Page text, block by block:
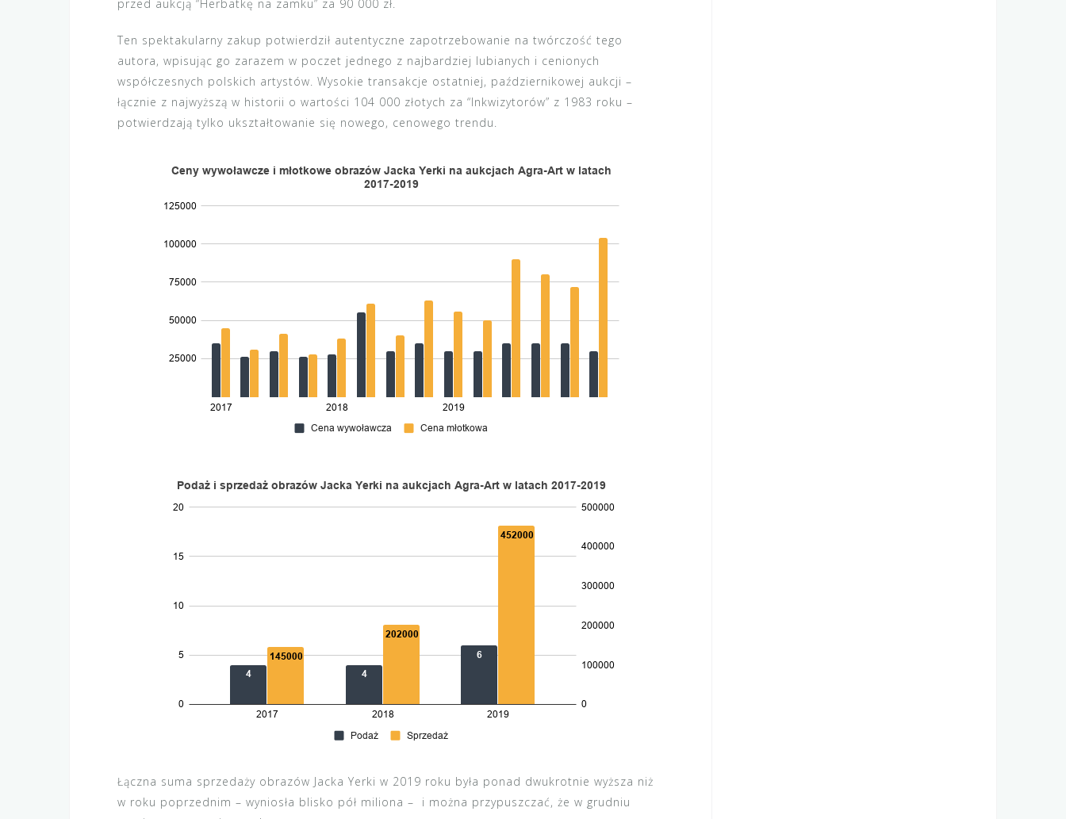
przed aukcją “Herbatkę na zamku” za 90 000 zł.
Ten spektakularny zakup potwierdził autentyczne zapotrzebowanie na twórczość tego
autora, wpisując go zarazem w poczet jednego z najbardziej lubianych i cenionych
współczesnych polskich artystów. Wysokie transakcje ostatniej, październikowej aukcji –
łącznie z najwyższą w historii o wartości 104 000 złotych za “Inkwizytorów” z 1983 roku –
potwierdzają tylko ukształtowanie się nowego, cenowego trendu.
Łączna suma sprzedaży obrazów Jacka Yerki w 2019 roku była ponad dwukrotnie wyższa niż
w roku poprzednim – wyniosła blisko pół miliona – i można przypuszczać, że w grudniu